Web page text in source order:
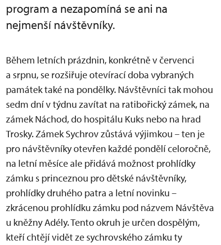
program a nezapomíná se ani na
nejmenší návštěvníky.
Během letních prázdnin, konkrétně v červenci
a srpnu, se rozšiřuje otevírací doba vybraných
památek také na pondělky. Návštěvníci tak mohou
sedm dní v týdnu zavítat na ratibořický zámek, na
zámek Náchod, do hospitálu Kuks nebo na hrad
Trosky. Zámek Sychrov zůstává výjimkou – ten je
pro návštěvníky otevřen každé pondělí celoročně,
na letní měsíce ale přidává možnost prohlídky
zámku s princeznou pro dětské návštěvníky,
prohlídky druhého patra a letní novinku –
zkrácenou prohlídku zámku pod názvem Návštěva
u kněžny Adély. Tento okruh je určen dospělým,
kteří chtějí vidět ze sychrovského zámku ty